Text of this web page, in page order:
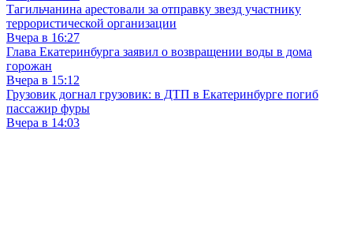
Тагильчанина арестовали за отправку звезд участнику
террористической организации
Вчера в 16:27
Глава Екатеринбурга заявил о возвращении воды в дома
горожан
Вчера в 15:12
Грузовик догнал грузовик: в ДТП в Екатеринбурге погиб
пассажир фуры
Вчера в 14:03